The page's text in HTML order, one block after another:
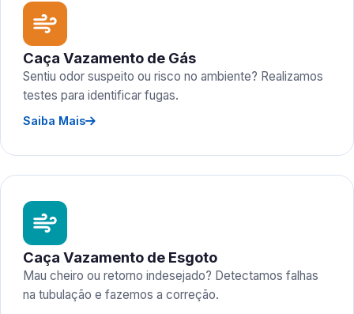
Caça Vazamento de Gás
Sentiu odor suspeito ou risco no ambiente? Realizamos
testes para identificar fugas.
Saiba Mais
Caça Vazamento de Esgoto
Mau cheiro ou retorno indesejado? Detectamos falhas
na tubulação e fazemos a correção.